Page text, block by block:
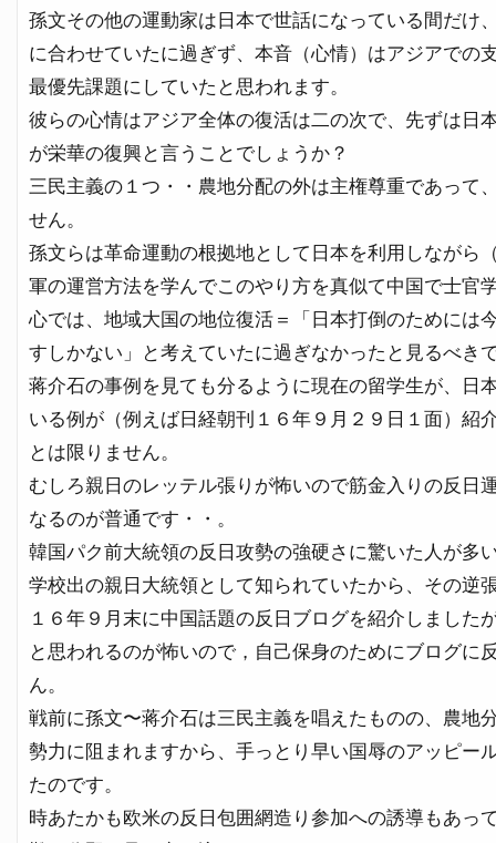
孫文その他の運動家は日本で世話になっている間だけ
に合わせていたに過ぎず、本音（心情）はアジアでの
最優先課題にしていたと思われます。
彼らの心情はアジア全体の復活は二の次で、先ずは日
が栄華の復興と言うことでしょうか？
三民主義の１つ・・農地分配の外は主権尊重であって
せん。
孫文らは革命運動の根拠地として日本を利用しながら
軍の運営方法を学んでこのやり方を真似て中国で士官
心では、地域大国の地位復活＝「日本打倒のためには
すしかない」と考えていたに過ぎなかったと見るべき
蒋介石の事例を見ても分るように現在の留学生が、日
いる例が（例えば日経朝刊１６年９月２９日１面）紹
とは限りません。
むしろ親日のレッテル張りが怖いので筋金入りの反日
なるのが普通です・・。
韓国パク前大統領の反日攻勢の強硬さに驚いた人が多
学校出の親日大統領として知られていたから、その逆
１６年９月末に中国話題の反日ブログを紹介しました
と思われるのが怖いので，自己保身のためにブログに
ん。
戦前に孫文〜蒋介石は三民主義を唱えたものの、農地
勢力に阻まれますから、手っとり早い国辱のアッピー
たのです。
時あたかも欧米の反日包囲網造り参加への誘導もあっ